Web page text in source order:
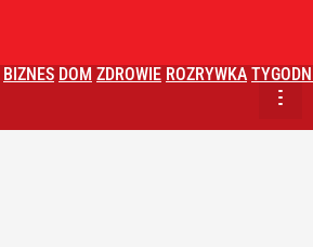
BIZNES DOM ZDROWIE ROZRYWKA